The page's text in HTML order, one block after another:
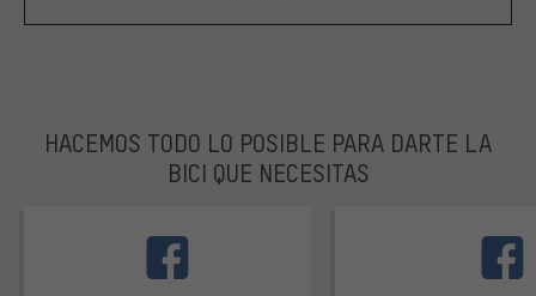
HACEMOS TODO LO POSIBLE PARA DARTE LA
BICI QUE NECESITAS